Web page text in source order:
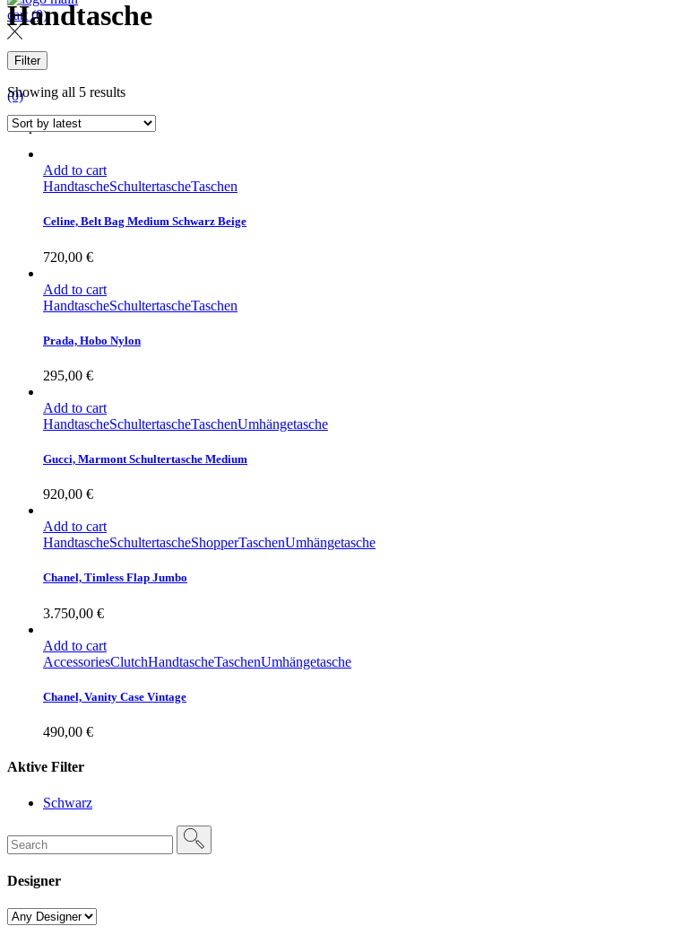
cart (0)
Cart
(0)
No products in the cart.
Handtasche
Filter
Showing all 5 results
Add to cart
HandtascheSchultertascheTaschen
Celine, Belt Bag Medium Schwarz Beige
720,00 €
Add to cart
HandtascheSchultertascheTaschen
Prada, Hobo Nylon
295,00 €
Add to cart
HandtascheSchultertascheTaschenUmhängetasche
Gucci, Marmont Schultertasche Medium
920,00 €
Add to cart
HandtascheSchultertascheShopperTaschenUmhängetasche
Chanel, Timless Flap Jumbo
3.750,00 €
Add to cart
AccessoriesClutchHandtascheTaschenUmhängetasche
Chanel, Vanity Case Vintage
490,00 €
Aktive Filter
Schwarz
Search
for:
Designer